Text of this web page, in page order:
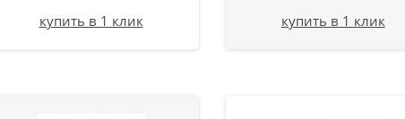
купить в 1 клик купить в 1 клик